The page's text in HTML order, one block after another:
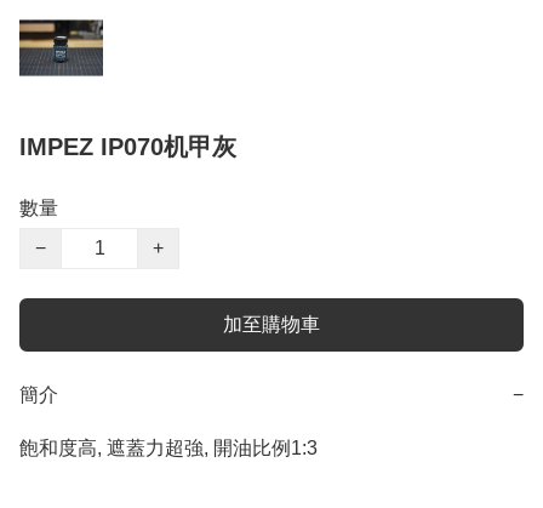
IMPEZ IP070机甲灰
數量
−
+
加至購物車
簡介 −
飽和度高, 遮蓋力超強, 開油比例1:3